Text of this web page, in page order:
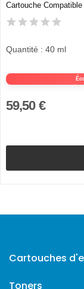
Cartouche
Quantité : 40 ml
59,50 €
Cartouches
Toners